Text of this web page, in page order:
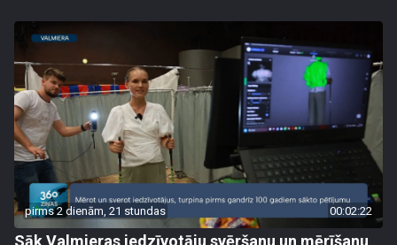
pirms 2 dienām, 21 stundas 00:02:22
Sāk Valmieras iedzīvotāju svēršanu un mērīšanu